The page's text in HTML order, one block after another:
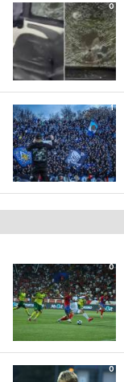
0
1
0
0